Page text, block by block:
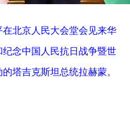
北京人民大会堂会见来华
念中国人民抗日战争暨世
塔吉克斯坦总统拉赫蒙。